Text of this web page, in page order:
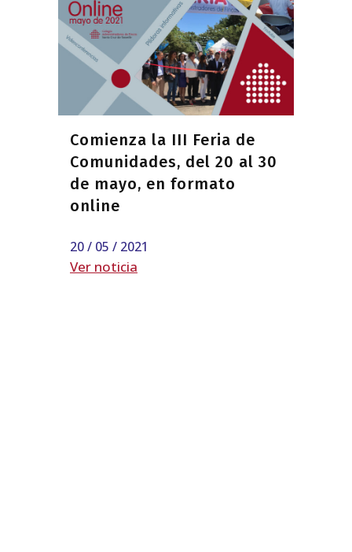
Comienza la III Feria de
Comunidades, del 20 al 30
de mayo, en formato
online
20 / 05 / 2021
Ver noticia